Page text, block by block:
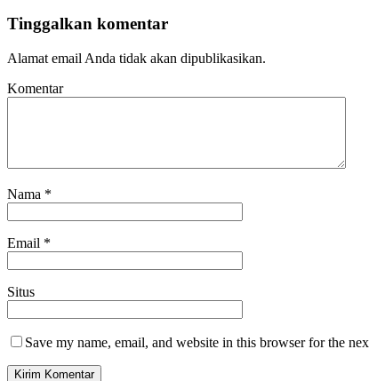
Tinggalkan komentar
Alamat email Anda tidak akan dipublikasikan.
Komentar
Nama *
Email *
Situs
Save my name, email, and website in this browser for the